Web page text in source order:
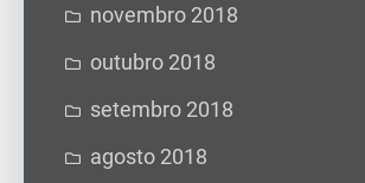
novembro 2018
outubro 2018
setembro 2018
agosto 2018